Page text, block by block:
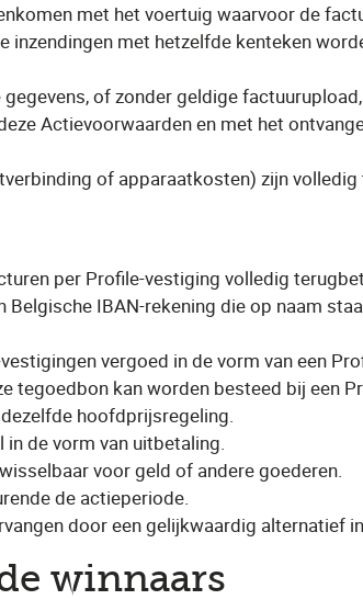
met het voertuig waarvoor de
met hetzelfde kenteken
of zonder geldige
Actievoorwaarden en met het
of apparaatkosten) zijn volledig
per Profile-vestiging volledig
IBAN-rekening die op naam
vergoed in de vorm van een
tegoedbon kan worden besteed bij een
hoofdprijsregeling.
in de vorm van uitbetaling.
voor geld of andere goederen.
de actieperiode.
door een gelijkwaardig alternatief
winnaars